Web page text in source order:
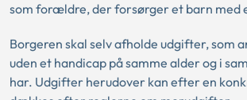
som forældre, der forsørger et barn med
Borgeren skal selv afholde udgifter, som
uden et handicap på samme alder og i
har. Udgifter herudover kan efter en